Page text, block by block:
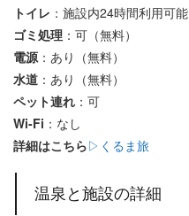
トイレ ：施設内24時間利用可能
ゴミ処理 ：可（無料）
電源 ：あり（無料）
水道 ：あり（無料）
ペット連れ ：可
Wi-Fi ：なし
詳細はこちら▷くるま旅
温泉と施設の詳細